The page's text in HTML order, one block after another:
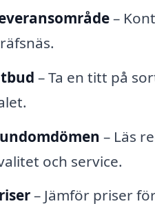
–
– Ta en titt på
– Läs
och service.
– Jämför priser